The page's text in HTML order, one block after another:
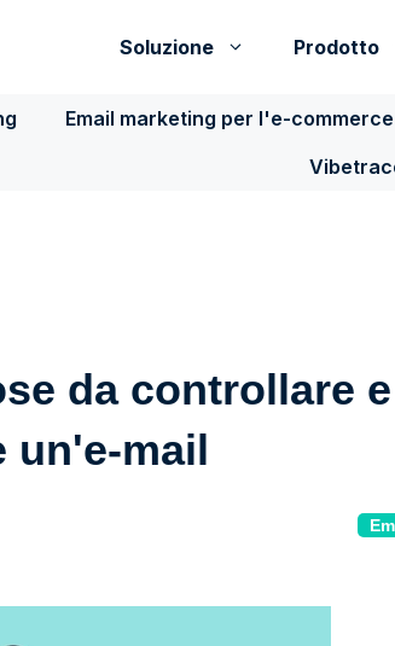
Soluzione Prodotto
Email marketing per l'e-commerce
da controllare
un'e-mail